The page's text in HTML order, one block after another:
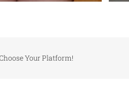
Your Platform!